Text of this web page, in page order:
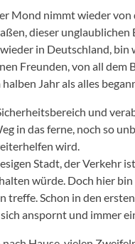
Mond nimmt wieder
dieser
in Deutschland,
Freunden, von all
Jahr als alles
und
in das ferne, noch so
wird.
Stadt, der Verkehr
würde. Doch hier
Schon in den
anspornt und immer